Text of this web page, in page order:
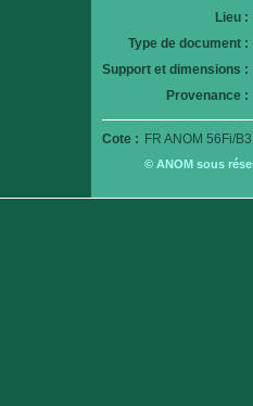
Lieu :
Type de document :
Support et dimensions :
Provenance :
Cote : FR ANOM 56Fi/B3
© ANOM sous